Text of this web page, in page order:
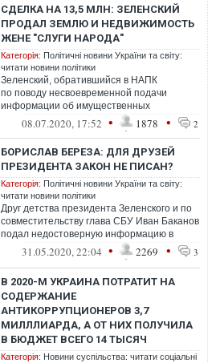
СДЕЛКА НА 13,5 МЛН: ЗЕЛЕНСКИЙ
ПРОДАЛ ЗЕМЛЮ И НЕДВИЖИМОСТЬ
ЖЕНЕ "СЛУГИ НАРОДА"
Категорія: Політичні новини України та світу:
читати новини політики
Зеленский, обратившийся в НАПК
по поводу несвоевременной подачи
информации об имущественных
изменениях и получивший по этому поводу
два админпротокола...
08.07.2020, 17:52 • 1878 • 2
БОРИСЛАВ БЕРЕЗА: ДЛЯ ДРУЗЕЙ
ПРЕЗИДЕНТА ЗАКОН НЕ ПИСАН?
Категорія: Політичні новини України та світу:
читати новини політики
Друг детства президента Зеленского и по
совместительству глава СБУ Иван Баканов
подал недостоверную информацию в
своей электронной декларации. И сдела...
31.05.2020, 22:04 • 2269 • 3
В 2020-М УКРАИНА ПОТРАТИТ НА
СОДЕРЖАНИЕ
АНТИКОРРУПЦИОНЕРОВ 3,7
МИЛЛЛИАРДА, А ОТ НИХ ПОЛУЧИЛА
В БЮДЖЕТ ВСЕГО 14 ТЫСЯЧ
Категорія: Новини суспільства: читати соціальні